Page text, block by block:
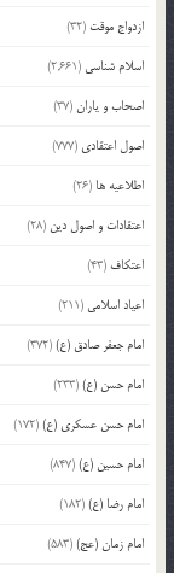
ازدواج موقت (32)
اسلام شناسی (2,661)
اصحاب و یاران(37)
اصول اعتقادی (777)
اطلاعیه ها (26)
اعتقادات و اصول دین (28)
اعتکاف (43)
اعیاد اسلامی (211)
امام جعفر صادق (ع)(372)
امام حسن (ع)(233)
امام حسن عسکری (ع)(172)
امام حسین (ع)(847)
امام رضا (ع)(182)
امام زمان (عج)(583)